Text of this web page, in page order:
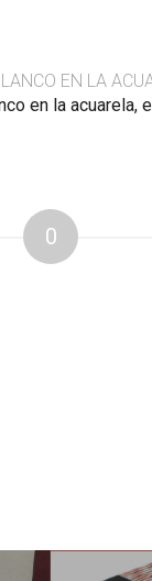
EN LA
en la acuarela,
0